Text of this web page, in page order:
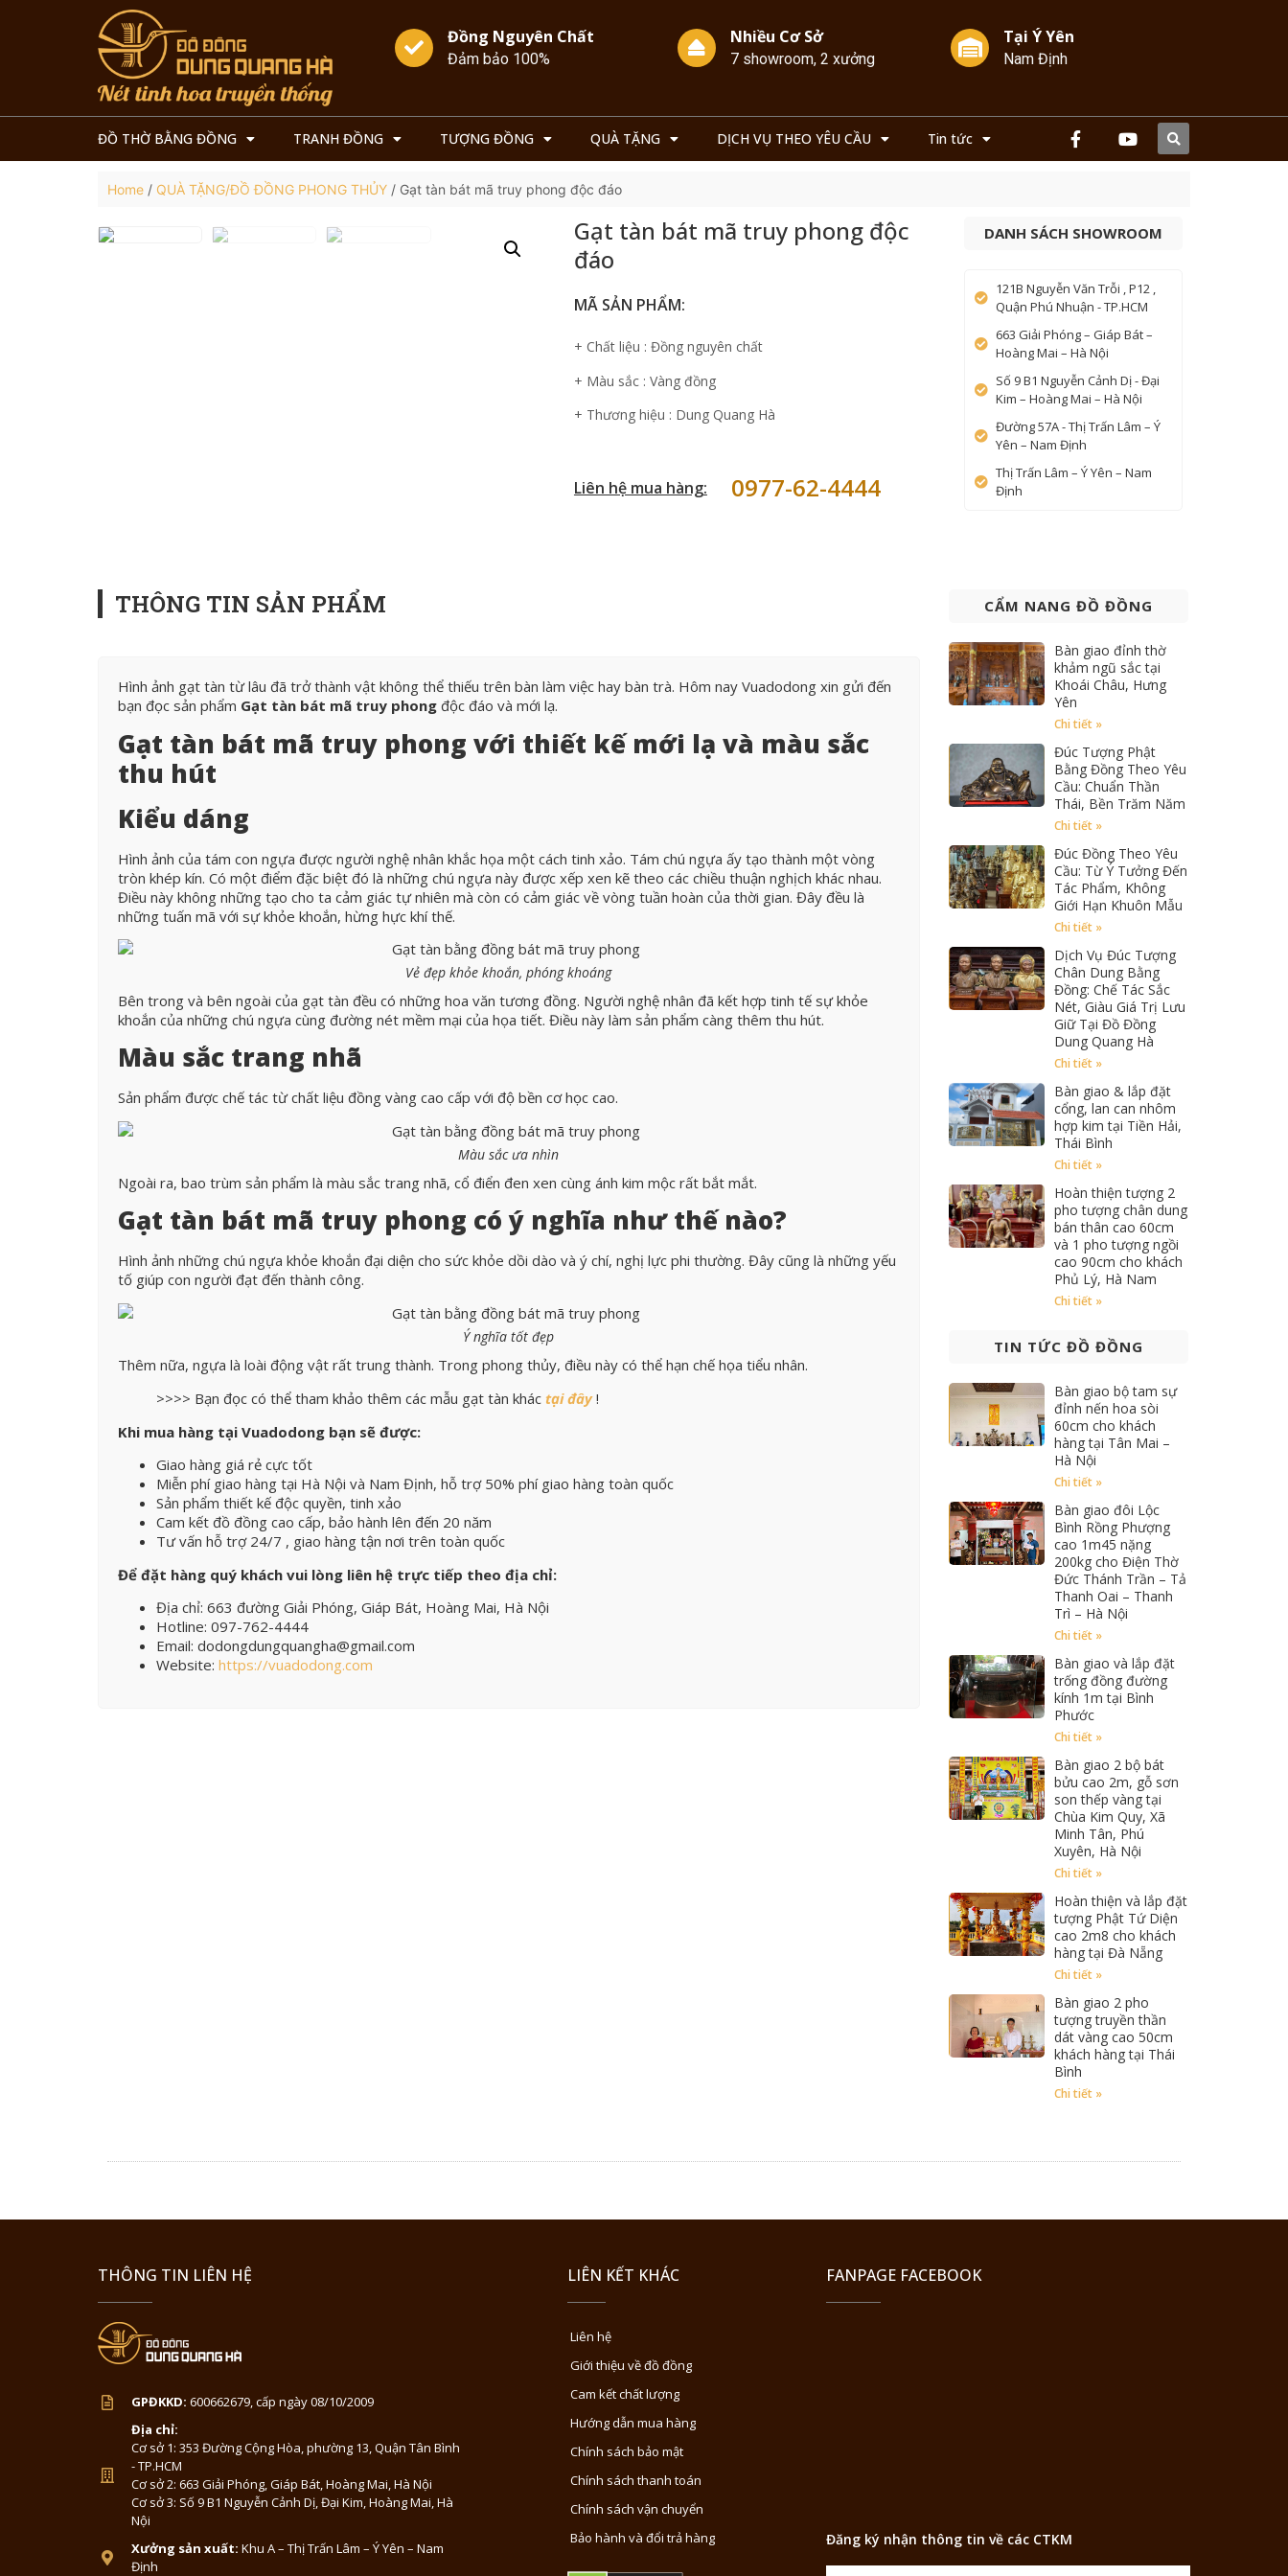
Đồng Nguyên Chất
Đảm bảo 100%
Nhiều Cơ Sở
7 showroom, 2 xưởng
Tại Ý Yên
Nam Định
ĐỒ THỜ BẰNG ĐỒNG TRANH ĐỒNG TƯỢNG ĐỒNG QUÀ TẶNG DỊCH VỤ THEO YÊU CẦU Tin tức
Home / QUÀ TẶNG/ĐỒ ĐỒNG PHONG THỦY / Gạt tàn bát mã truy phong độc đáo
Gạt tàn bát mã truy phong độc
đáo
MÃ SẢN PHẨM:
+ Chất liệu : Đồng nguyên chất
+ Màu sắc : Vàng đồng
+ Thương hiệu : Dung Quang Hà
Liên hệ mua hàng: 0977-62-4444
DANH SÁCH SHOWROOM
121B Nguyễn Văn Trỗi , P12 ,
Quận Phú Nhuận - TP.HCM
663 Giải Phóng – Giáp Bát –
Hoàng Mai – Hà Nội
Số 9 B1 Nguyễn Cảnh Dị - Đại
Kim – Hoàng Mai – Hà Nội
Đường 57A - Thị Trấn Lâm – Ý
Yên – Nam Định
Thị Trấn Lâm – Ý Yên – Nam
Định
THÔNG TIN SẢN PHẨM
Hình ảnh gạt tàn từ lâu đã trở thành vật không thể thiếu trên bàn làm việc hay bàn trà. Hôm nay Vuadodong xin gửi đến
bạn đọc sản phẩm Gạt tàn bát mã truy phong độc đáo và mới lạ.
Gạt tàn bát mã truy phong với thiết kế mới lạ và màu sắc
thu hút
Kiểu dáng
Hình ảnh của tám con ngựa được người nghệ nhân khắc họa một cách tinh xảo. Tám chú ngựa ấy tạo thành một vòng
tròn khép kín. Có một điểm đặc biệt đó là những chú ngựa này được xếp xen kẽ theo các chiều thuận nghịch khác nhau.
Điều này không những tạo cho ta cảm giác tự nhiên mà còn có cảm giác về vòng tuần hoàn của thời gian. Đây đều là
những tuấn mã với sự khỏe khoắn, hừng hực khí thế.
Vẻ đẹp khỏe khoắn, phóng khoáng
Bên trong và bên ngoài của gạt tàn đều có những hoa văn tương đồng. Người nghệ nhân đã kết hợp tinh tế sự khỏe
khoắn của những chú ngựa cùng đường nét mềm mại của họa tiết. Điều này làm sản phẩm càng thêm thu hút.
Màu sắc trang nhã
Sản phẩm được chế tác từ chất liệu đồng vàng cao cấp với độ bền cơ học cao.
Màu sắc ưa nhìn
Ngoài ra, bao trùm sản phẩm là màu sắc trang nhã, cổ điển đen xen cùng ánh kim mộc rất bắt mắt.
Gạt tàn bát mã truy phong có ý nghĩa như thế nào?
Hình ảnh những chú ngựa khỏe khoắn đại diện cho sức khỏe dồi dào và ý chí, nghị lực phi thường. Đây cũng là những yếu
tố giúp con người đạt đến thành công.
Ý nghĩa tốt đẹp
Thêm nữa, ngựa là loài động vật rất trung thành. Trong phong thủy, điều này có thể hạn chế họa tiểu nhân.
>>>> Bạn đọc có thể tham khảo thêm các mẫu gạt tàn khác tại đây!
Khi mua hàng tại Vuadodong bạn sẽ được:
Giao hàng giá rẻ cực tốt
Miễn phí giao hàng tại Hà Nội và Nam Định, hỗ trợ 50% phí giao hàng toàn quốc
Sản phẩm thiết kế độc quyền, tinh xảo
Cam kết đồ đồng cao cấp, bảo hành lên đến 20 năm
Tư vấn hỗ trợ 24/7 , giao hàng tận nơi trên toàn quốc
Để đặt hàng quý khách vui lòng liên hệ trực tiếp theo địa chỉ:
Địa chỉ: 663 đường Giải Phóng, Giáp Bát, Hoàng Mai, Hà Nội
Hotline: 097-762-4444
Email: dodongdungquangha@gmail.com
Website: https://vuadodong.com
CẨM NANG ĐỒ ĐỒNG
Bàn giao đỉnh thờ
khảm ngũ sắc tại
Khoái Châu, Hưng
Yên
Chi tiết »
Đúc Tượng Phật
Bằng Đồng Theo Yêu
Cầu: Chuẩn Thần
Thái, Bền Trăm Năm
Chi tiết »
Đúc Đồng Theo Yêu
Cầu: Từ Ý Tưởng Đến
Tác Phẩm, Không
Giới Hạn Khuôn Mẫu
Chi tiết »
Dịch Vụ Đúc Tượng
Chân Dung Bằng
Đồng: Chế Tác Sắc
Nét, Giàu Giá Trị Lưu
Giữ Tại Đồ Đồng
Dung Quang Hà
Chi tiết »
Bàn giao & lắp đặt
cổng, lan can nhôm
hợp kim tại Tiền Hải,
Thái Bình
Chi tiết »
Hoàn thiện tượng 2
pho tượng chân dung
bán thân cao 60cm
và 1 pho tượng ngồi
cao 90cm cho khách
Phủ Lý, Hà Nam
Chi tiết »
TIN TỨC ĐỒ ĐỒNG
Bàn giao bộ tam sự
đỉnh nến hoa sòi
60cm cho khách
hàng tại Tân Mai –
Hà Nội
Chi tiết »
Bàn giao đôi Lộc
Bình Rồng Phượng
cao 1m45 nặng
200kg cho Điện Thờ
Đức Thánh Trần – Tả
Thanh Oai – Thanh
Trì – Hà Nội
Chi tiết »
Bàn giao và lắp đặt
trống đồng đường
kính 1m tại Bình
Phước
Chi tiết »
Bàn giao 2 bộ bát
bửu cao 2m, gỗ sơn
son thếp vàng tại
Chùa Kim Quy, Xã
Minh Tân, Phú
Xuyên, Hà Nội
Chi tiết »
Hoàn thiện và lắp đặt
tượng Phật Tứ Diện
cao 2m8 cho khách
hàng tại Đà Nẵng
Chi tiết »
Bàn giao 2 pho
tượng truyền thần
dát vàng cao 50cm
khách hàng tại Thái
Bình
Chi tiết »
THÔNG TIN LIÊN HỆ
GPĐKKD: 600662679, cấp ngày 08/10/2009
Địa chỉ:
Cơ sở 1: 353 Đường Cộng Hòa, phường 13, Quận Tân Bình
- TP.HCM
Cơ sở 2: 663 Giải Phóng, Giáp Bát, Hoàng Mai, Hà Nội
Cơ sở 3: Số 9 B1 Nguyễn Cảnh Dị, Đại Kim, Hoàng Mai, Hà
Nội
Xưởng sản xuất: Khu A – Thị Trấn Lâm – Ý Yên – Nam
Định
LIÊN KẾT KHÁC
Liên hệ
Giới thiệu về đồ đồng
Cam kết chất lượng
Hướng dẫn mua hàng
Chính sách bảo mật
Chính sách thanh toán
Chính sách vận chuyển
Bảo hành và đổi trả hàng
FANPAGE FACEBOOK
Đăng ký nhận thông tin về các CTKM